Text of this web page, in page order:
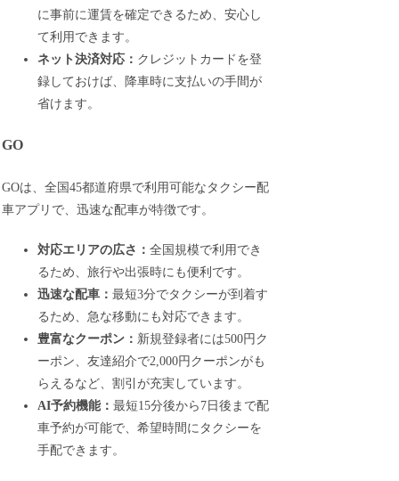
に事前に運賃を確定できるため、安心し
て利用できます。
ネット決済対応： クレジットカードを登
録しておけば、降車時に支払いの手間が
省けます。
GO
GOは、全国45都道府県で利用可能なタクシー配
車アプリで、迅速な配車が特徴です。
対応エリアの広さ：全国規模で利用でき
るため、旅行や出張時にも便利です。
迅速な配車：最短3分でタクシーが到着す
るため、急な移動にも対応できます。
豊富なクーポン： 新規登録者には500円ク
ーポン、友達紹介で2,000円クーポンがも
らえるなど、割引が充実しています。
AI予約機能：最短15分後から7日後まで配
車予約が可能で、希望時間にタクシーを
手配できます。